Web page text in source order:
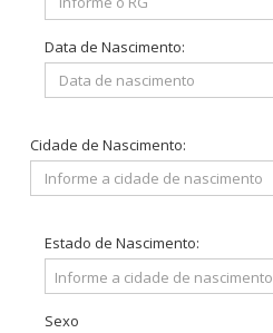
Data de Nascimento:
Cidade de Nascimento:
Estado de Nascimento:
Informe a cidade de nascimento
Estado
de
Sexo